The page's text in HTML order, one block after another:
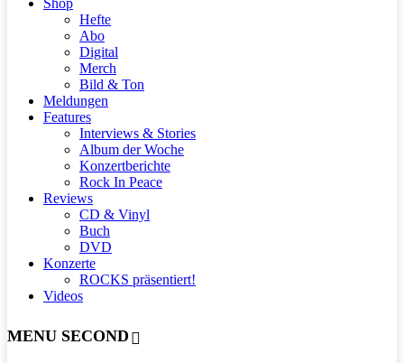
Hefte
Abo
Digital
Merch
Bild & Ton
Meldungen
Features
Interviews & Stories
Album der Woche
Konzertberichte
Rock In Peace
Reviews
CD & Vinyl
Buch
DVD
Konzerte
ROCKS präsentiert!
Videos
MENU SECOND